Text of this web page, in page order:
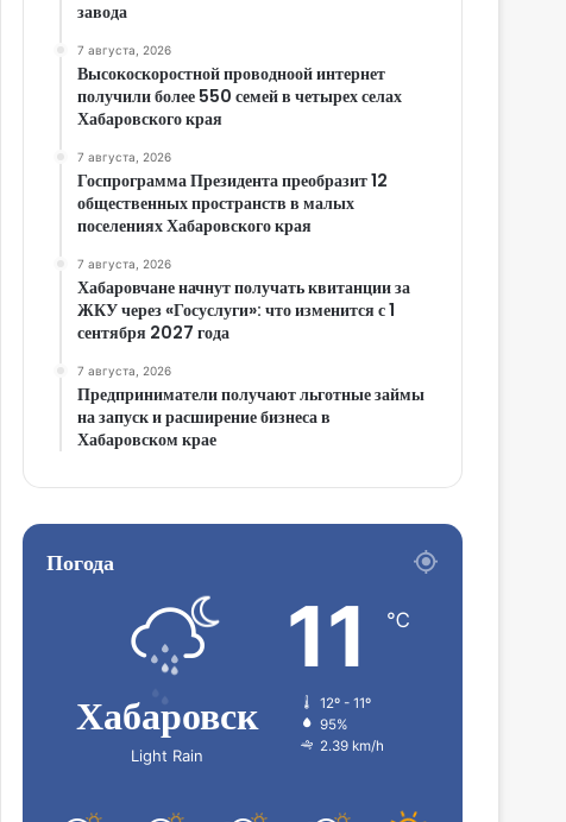
завода
7 августа, 2026
Высокоскоростной проводноой интернет
получили более 550 семей в четырех селах
Хабаровского края
7 августа, 2026
Госпрограмма Президента преобразит 12
общественных пространств в малых
поселениях Хабаровского края
7 августа, 2026
Хабаровчане начнут получать квитанции за
ЖКУ через «Госуслуги»: что изменится с 1
сентября 2027 года
7 августа, 2026
Предприниматели получают льготные займы
на запуск и расширение бизнеса в
Хабаровском крае
Погода
Хабаровск
Light Rain
11 ℃
12º - 11º
95%
2.39 km/h